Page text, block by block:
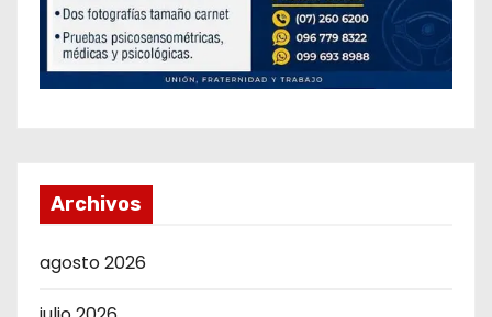
Archivos
agosto 2026